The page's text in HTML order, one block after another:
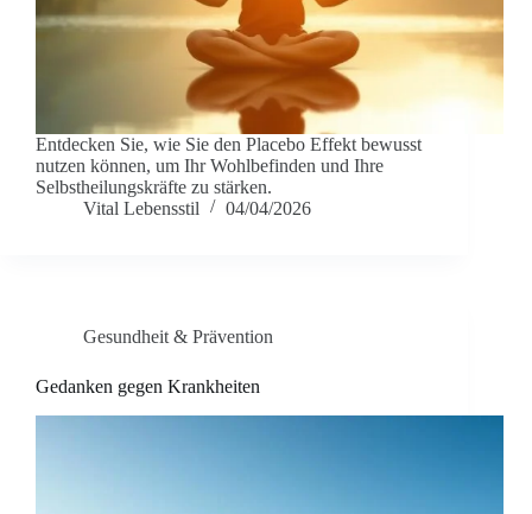
Entdecken Sie, wie Sie den Placebo Effekt bewusst
nutzen können, um Ihr Wohlbefinden und Ihre
Selbstheilungskräfte zu stärken.
Vital Lebensstil
04/04/2026
Gesundheit & Prävention
Gedanken gegen Krankheiten